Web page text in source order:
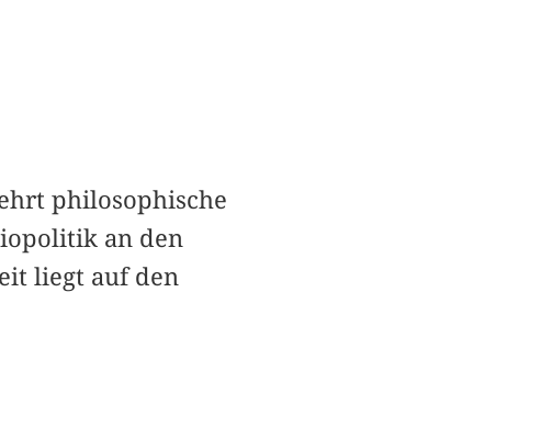
philosophische
an den
liegt auf den